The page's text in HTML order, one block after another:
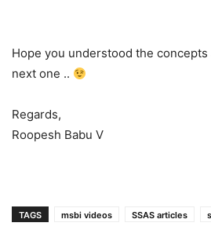
Hope you understood the
next one ..
Regards,
Roopesh Babu V
TAGS msbi videos SSAS articles